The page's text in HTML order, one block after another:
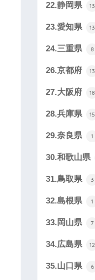
22.静岡県 13
23.愛知県 13
24.三重県 8
26.京都府 13
27.大阪府 18
28.兵庫県 15
29.奈良県 1
30.和歌山県
31.鳥取県 3
32.島根県 1
33.岡山県 7
34.広島県 12
35.山口県 6